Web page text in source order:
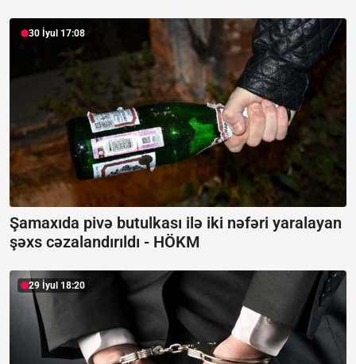
30 İyul 17:08
Şamaxıda pivə butulkası ilə iki nəfəri yaralayan
şəxs cəzalandırıldı - HÖKM
29 İyul 18:20